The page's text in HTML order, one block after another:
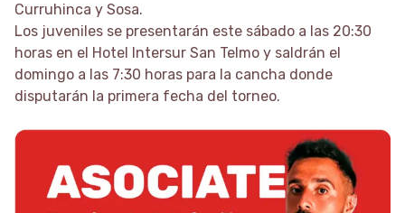
Curruhinca y Sosa.
Los juveniles se presentarán este sábado a las 20:30
horas en el Hotel Intersur San Telmo y saldrán el
domingo a las 7:30 horas para la cancha donde
disputarán la primera fecha del torneo.